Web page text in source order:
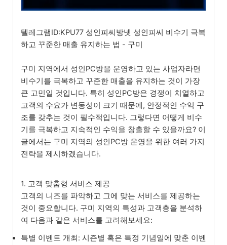
텔레그램ID:KPU77 성인피씨방넷 성인피씨 비수기 극복
하고 꾸준한 매출 유지하는 법 - 구미
구미 지역에서 성인PC방을 운영하고 있는 사업자라면
비수기를 극복하고 꾸준한 매출을 유지하는 것이 가장
큰 고민일 것입니다. 특히 성인PC방은 경쟁이 치열하고
고객의 수요가 변동성이 크기 때문에, 안정적인 수익 구
조를 갖추는 것이 필수적입니다. 그렇다면 어떻게 비수
기를 극복하고 지속적인 수익을 창출할 수 있을까요? 이
글에서는 구미 지역의 성인PC방 운영을 위한 여러 가지
전략을 제시하겠습니다.
1. 고객 맞춤형 서비스 제공
고객의 니즈를 파악하고 그에 맞는 서비스를 제공하는
것이 중요합니다. 구미 지역의 특성과 고객층을 분석하
여 다음과 같은 서비스를 고려해보세요:
특별 이벤트 개최: 시즌별 혹은 특정 기념일에 맞춘 이벤